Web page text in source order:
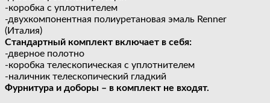
-коробка с уплотнителем
-двухкомпонентная полиуретановая эмаль Renner
(Италия)
Стандартный комплект включает в себя:
-дверное полотно
-коробка телескопическая с уплотнителем
-наличник телескопический гладкий
Фурнитура и доборы – в комплект не входят.